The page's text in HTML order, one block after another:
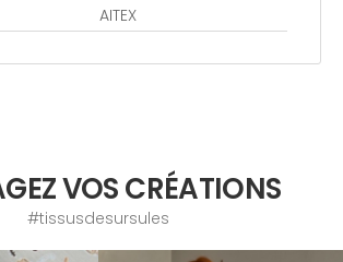
AITEX
VOS CRÉATIONS
#tissusdesursules